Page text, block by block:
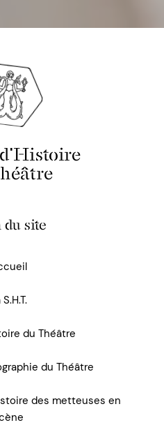
du site
S.H.T.
du Théâtre
du Théâtre
des metteuses en